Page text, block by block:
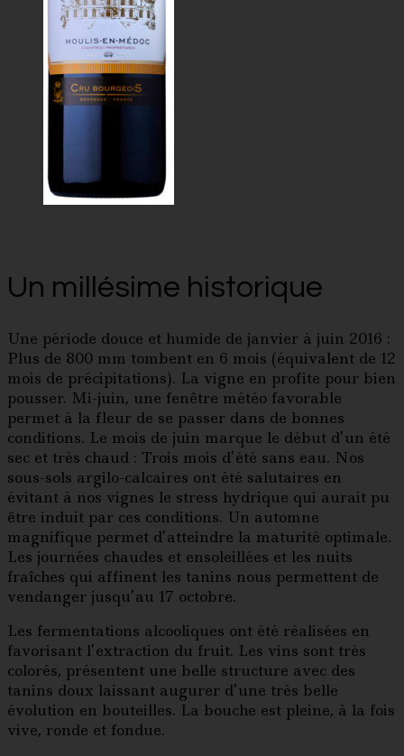
Un millésime historique
Une période douce et humide de janvier à juin 2016 :
Plus de 800 mm tombent en 6 mois (équivalent de 12
mois de précipitations). La vigne en profite pour bien
pousser. Mi-juin, une fenêtre météo favorable
permet à la fleur de se passer dans de bonnes
conditions. Le mois de juin marque le début d’un été
sec et très chaud : Trois mois d’été sans eau. Nos
sous-sols argilo-calcaires ont été salutaires en
évitant à nos vignes le stress hydrique qui aurait pu
être induit par ces conditions. Un automne
magnifique permet d’atteindre la maturité optimale.
Les journées chaudes et ensoleillées et les nuits
fraîches qui affinent les tanins nous permettent de
vendanger jusqu’au 17 octobre.
Les fermentations alcooliques ont été réalisées en
favorisant l’extraction du fruit. Les vins sont très
colorés, présentent une belle structure avec des
tanins doux laissant augurer d’une très belle
évolution en bouteilles. La bouche est pleine, à la fois
vive, ronde et fondue.